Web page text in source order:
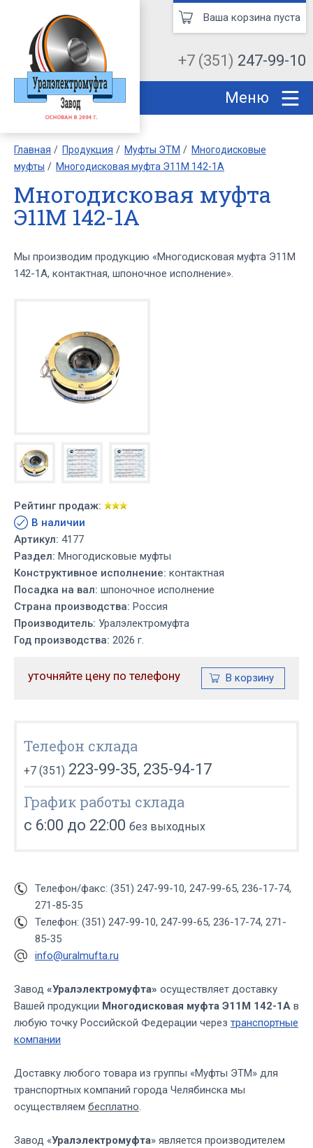
+7 (351) 247-99-10
Ваша корзина пуста
Меню
Главная Продукция Муфты ЭТМ
Многодисковые
муфты
Многодисковая муфта Э11М 142-1А
Многодисковая муфта
Э11М 142-1А
Мы производим продукцию «Многодисковая муфта Э11М
142-1А, контактная, шпоночное исполнение».
Рейтинг продаж:
В наличии
Артикул: 4177
Раздел: Многодисковые муфты
Конструктивное исполнение: контактная
Посадка на вал: шпоночное исполнение
Страна производства: Россия
Производитель: Уралэлектромуфта
Год производства: 2026 г.
уточняйте цену по телефону
Телефон склада
+7 (351) 223-99-35, 235-94-17
График работы склада
с 6:00 до 22:00 без выходных
Телефон/факс: (351) 247-99-10, 247-99-65, 236-17-74,
271-85-35
Телефон: (351) 247-99-10, 247-99-65, 236-17-74, 271-
85-35
info@uralmufta.ru
Завод «Уралэлектромуфта» осуществляет доставку
Вашей продукции Многодисковая муфта Э11М 142-1А в
любую точку Российской Федерации через транспортные
компании
Доставку любого товара из группы «Муфты ЭТМ» для
транспортных компаний города Челябинска мы
осуществляем бесплатно.
Завод «Уралэлектромуфта» является производителем